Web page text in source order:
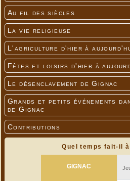
Au fil des siècles
La vie religieuse
L'agriculture d'hier à
Fêtes et loisirs d'hier à
Le désenclavement de Gignac
Grands et petits événements
de Gignac
Contributions
Quel temps fait-il